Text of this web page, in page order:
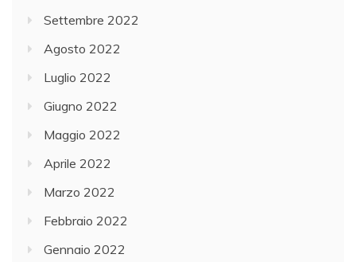
Settembre 2022
Agosto 2022
Luglio 2022
Giugno 2022
Maggio 2022
Aprile 2022
Marzo 2022
Febbraio 2022
Gennaio 2022